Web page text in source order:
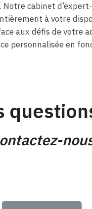
cabinet
à votre
aux défis de votre
personnalisée en